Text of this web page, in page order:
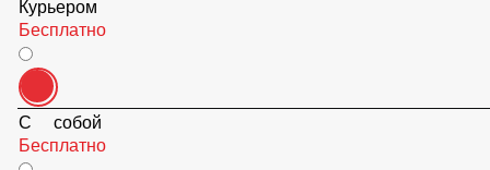
Курьером
Бесплатно
С собой
Бесплатно